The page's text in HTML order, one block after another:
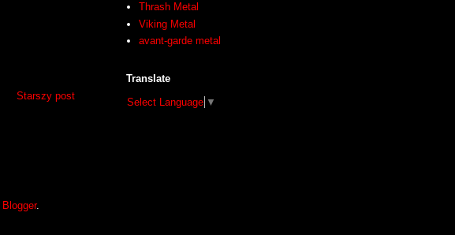
Starszy post
Thrash Metal
Viking Metal
avant-garde metal
Translate
Select Language ▼
Blogger.